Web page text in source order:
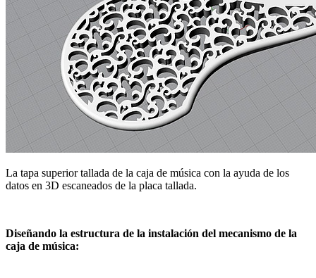
La tapa superior tallada de la caja de música con la ayuda de los
datos en 3D escaneados de la placa tallada.
Diseñando la estructura de la instalación del mecanismo de la
caja de música: